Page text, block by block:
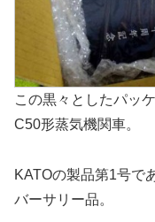
この黒々としたパッ
C50形蒸気機関車。
KATOの製品第1号で
バーサリー品。